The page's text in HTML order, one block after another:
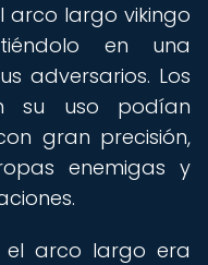
largo vikingo
en una
adversarios. Los
su uso podían
gran precisión,
enemigas y
el arco largo era